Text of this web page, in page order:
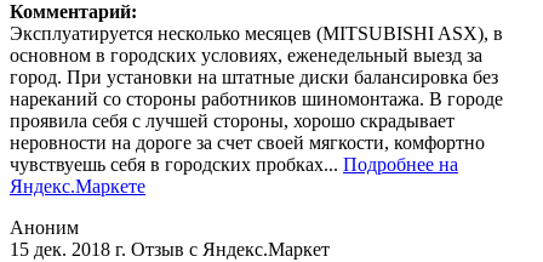
Комментарий:
Эксплуатируется несколько месяцев (MITSUBISHI ASX), в
основном в городских условиях, еженедельный выезд за
город. При установки на штатные диски балансировка без
нареканий со стороны работников шиномонтажа. В городе
проявила себя с лучшей стороны, хорошо скрадывает
неровности на дороге за счет своей мягкости, комфортно
чувствуешь себя в городских пробках... Подробнее на
Яндекс.Маркете
Аноним
15 дек. 2018 г. Отзыв с Яндекс.Маркет